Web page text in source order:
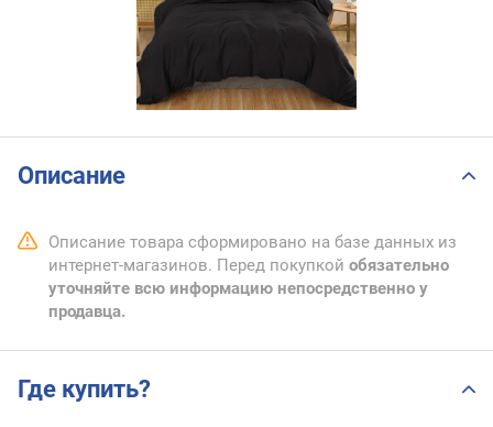
Описание
Описание товара сформировано на базе данных из
интернет-магазинов. Перед покупкой обязательно
уточняйте всю информацию непосредственно у
продавца.
Где купить?